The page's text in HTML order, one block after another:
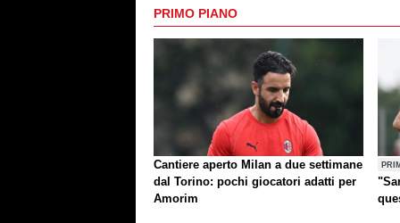
PRIMO PIANO
Cantiere aperto Milan a due settimane
dal Torino: pochi giocatori adatti per
Amorim